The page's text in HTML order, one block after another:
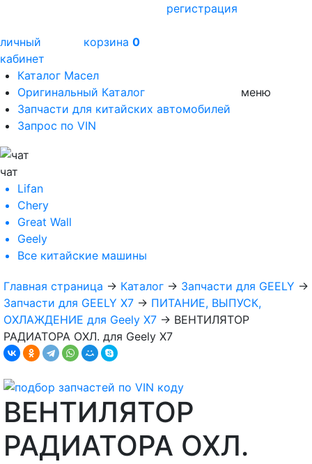
регистрация
личный
кабинет
корзина 0
Каталог Масел
Оригинальный Каталог
Запчасти для китайских автомобилей
Запрос по VIN
меню
чат
Lifan
Chery
Great Wall
Geely
Все китайские машины
Главная страница → Каталог → Запчасти для GEELY →
Запчасти для GEELY X7 → ПИТАНИЕ, ВЫПУСК,
ОХЛАЖДЕНИЕ для Geely X7 → ВЕНТИЛЯТОР
РАДИАТОРА ОХЛ. для Geely X7
ВЕНТИЛЯТОР
РАДИАТОРА ОХЛ.